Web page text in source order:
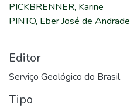
PICKBRENNER, Karine
PINTO, Eber José de Andrade
Editor
Serviço Geológico do Brasil
Tipo